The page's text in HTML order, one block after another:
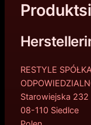
RESTYLE
Starowiejska 232
08-110 Siedlce